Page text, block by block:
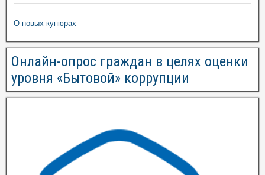
О новых купюрах
Онлайн-опрос граждан в целях оценки
уровня «Бытовой» коррупции